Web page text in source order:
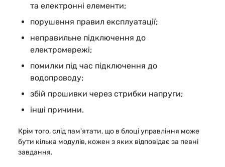
та електронні елементи;
порушення правил експлуатації;
неправильне підключення до
електромережі;
помилки під час підключення до
водопроводу;
збій прошивки через стрибки напруги;
інші причини.
Крім того, слід пам'ятати, що в блоці управління може
бути кілька модулів, кожен з яких відповідає за певні
завдання.